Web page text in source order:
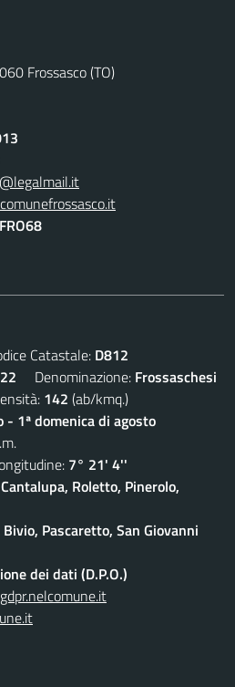
Frossasco (TO)
Catastale: D812
Denominazione: Frossaschesi
142 (ab/kmq.)
- 1ª domenica di agosto
7° 21' 4''
Roletto, Pinerolo,
Pascaretto, San Giovanni
dei dati (D.P.O.)